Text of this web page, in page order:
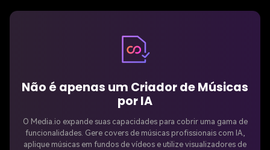
Não é apenas um Criador de Músicas
por IA
O Media.io expande suas capacidades para cobrir uma gama de
funcionalidades. Gere covers de músicas profissionais com IA,
aplique músicas em fundos de vídeos e utilize visualizadores de